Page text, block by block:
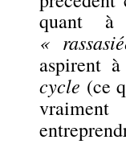
quant
«
aspirent à
cycle (ce